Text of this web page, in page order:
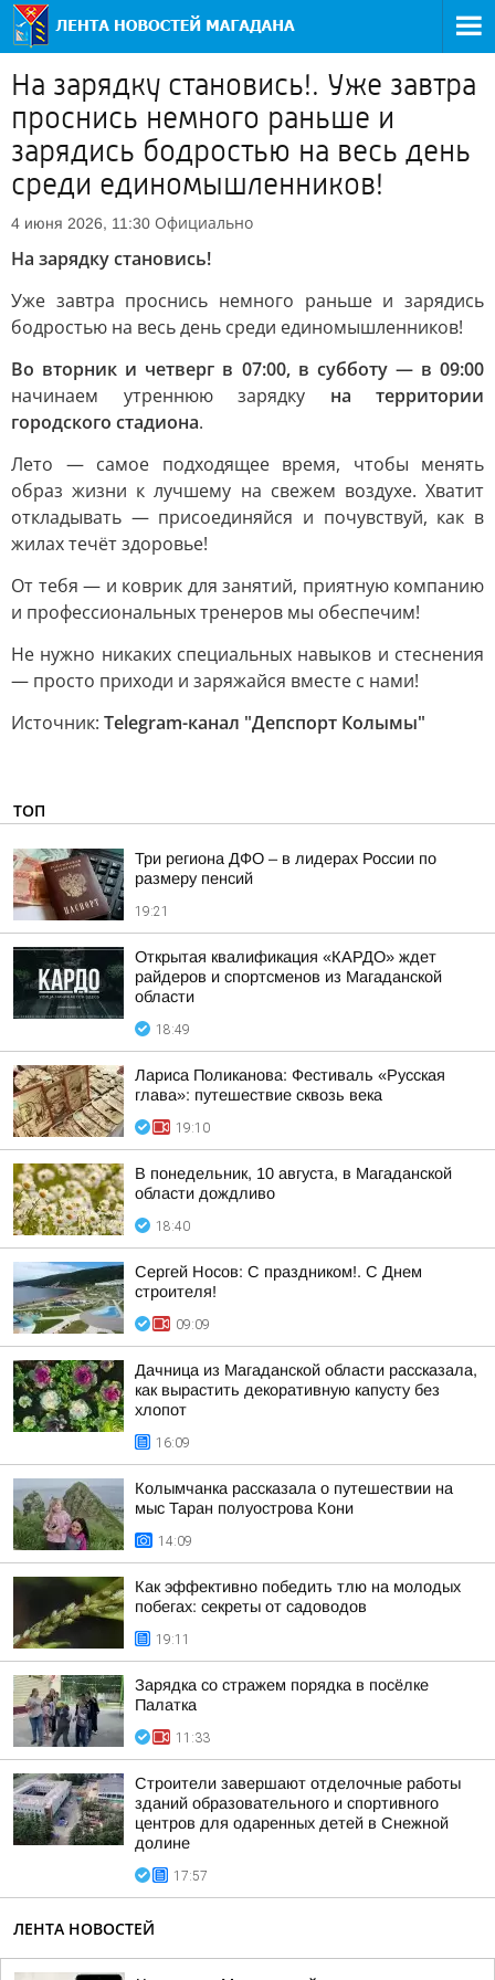
На зарядку становись!. Уже завтра
проснись немного раньше и
зарядись бодростью на весь день
среди единомышленников!
4 июня 2026, 11:30 Официально
На зарядку становись!
Уже завтра проснись немного раньше и зарядись
бодростью на весь день среди единомышленников!
Во вторник и четверг в 07:00, в субботу — в 09:00
начинаем утреннюю зарядку на территории
городского стадиона.
Лето — самое подходящее время, чтобы менять
образ жизни к лучшему на свежем воздухе. Хватит
откладывать — присоединяйся и почувствуй, как в
жилах течёт здоровье!
От тебя — и коврик для занятий, приятную компанию
и профессиональных тренеров мы обеспечим!
Не нужно никаких специальных навыков и стеснения
— просто приходи и заряжайся вместе с нами!
Источник: Telegram-канал "Депспорт Колымы"
ТОП
Три региона ДФО – в лидерах России по
размеру пенсий
19:21
Открытая квалификация «КАРДО» ждет
райдеров и спортсменов из Магаданской
области
18:49
Лариса Поликанова: Фестиваль «Русская
глава»: путешествие сквозь века
19:10
В понедельник, 10 августа, в Магаданской
области дождливо
18:40
Сергей Носов: С праздником!. С Днем
строителя!
09:09
Дачница из Магаданской области рассказала,
как вырастить декоративную капусту без
хлопот
16:09
Колымчанка рассказала о путешествии на
мыс Таран полуострова Кони
14:09
Как эффективно победить тлю на молодых
побегах: секреты от садоводов
19:11
Зарядка со стражем порядка в посёлке
Палатка
11:33
Строители завершают отделочные работы
зданий образовательного и спортивного
центров для одаренных детей в Снежной
долине
17:57
ЛЕНТА НОВОСТЕЙ